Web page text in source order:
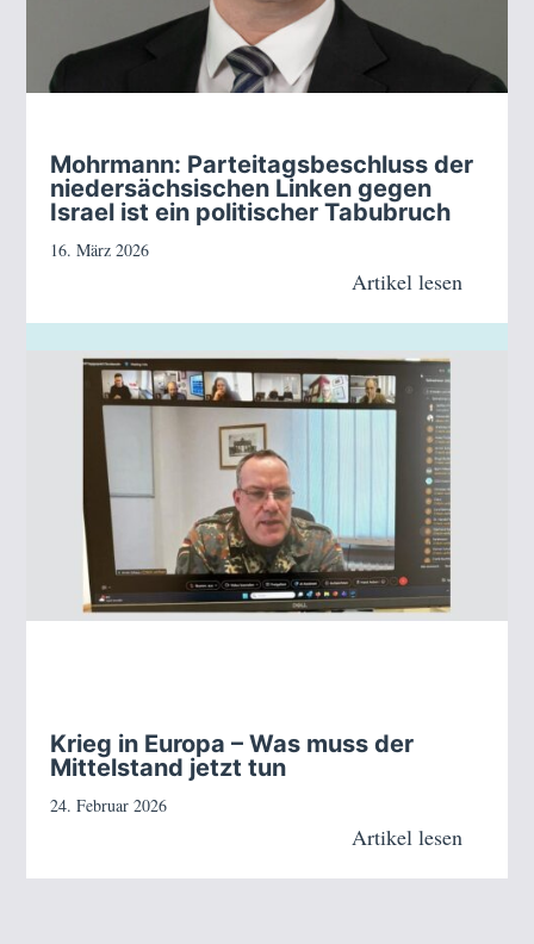
Mohrmann: Parteitagsbeschluss der
niedersächsischen Linken gegen
Israel ist ein politischer Tabubruch
16. März 2026
Artikel lesen
Krieg in Europa – Was muss der
Mittelstand jetzt tun
24. Februar 2026
Artikel lesen